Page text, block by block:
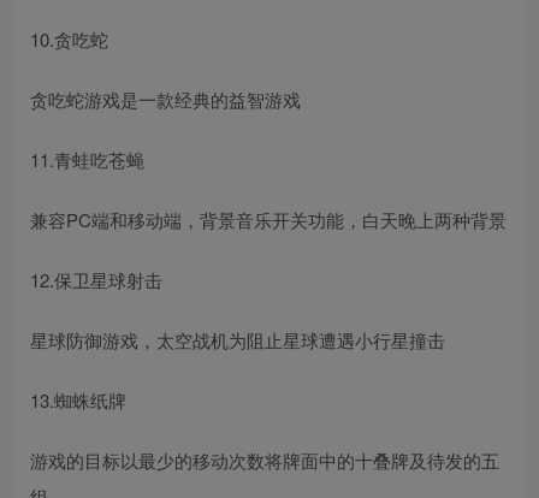
10.贪吃蛇
贪吃蛇游戏是一款经典的益智游戏
11.青蛙吃苍蝇
兼容PC端和移动端，背景音乐开关功能，白天晚上两种背景
12.保卫星球射击
星球防御游戏，太空战机为阻止星球遭遇小行星撞击
13.蜘蛛纸牌
游戏的目标以最少的移动次数将牌面中的十叠牌及待发的五